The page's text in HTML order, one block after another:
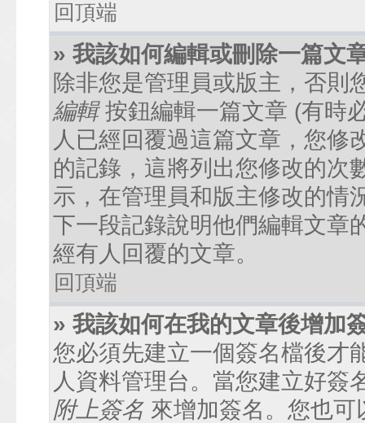
回頂端
» 我該如何編輯或刪除一篇文
除非您是管理員或版主，否則
編輯按鈕編輯一篇文章 (有時
人已經回覆過這篇文章，您修
的記錄，這將列出您修改的次
示，在管理員和版主修改的情
下一段記錄說明他們編輯文章
經有人回覆的文章。
回頂端
» 我該如何在我的文章後增加
您必須先建立一個簽名檔後才
人資料管理台。當您建立好簽
附上簽名 來增加簽名。您也